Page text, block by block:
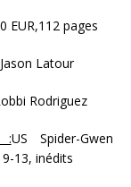
EUR,112 pages
Jason Latour
Rodriguez
:US Spider-Gwen
13, inédits